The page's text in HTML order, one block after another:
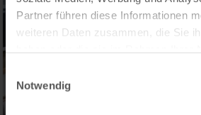
Partner führen diese Informationen
weiteren Daten zusammen, die Sie
Notwendig